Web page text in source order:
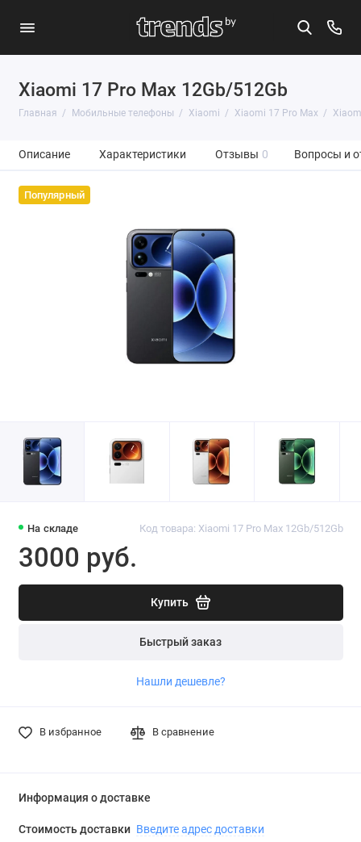
Xiaomi 17 Pro Max 12Gb/512Gb
Главная Мобильные телефоны Xiaomi Xiaomi 17 Pro Max
Описание Характеристики Отзывы 0 Вопросы и
Популярный
На складе Код товара: Xiaomi 17 Pro Max 12Gb/512Gb
3000 руб.
Купить
Быстрый заказ
Нашли дешевле?
В избранное В сравнение
Информация о доставке
Стоимость доставки Введите адрес доставки